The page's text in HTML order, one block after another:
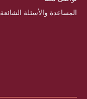
المساعدة والأسئلة الشائعة